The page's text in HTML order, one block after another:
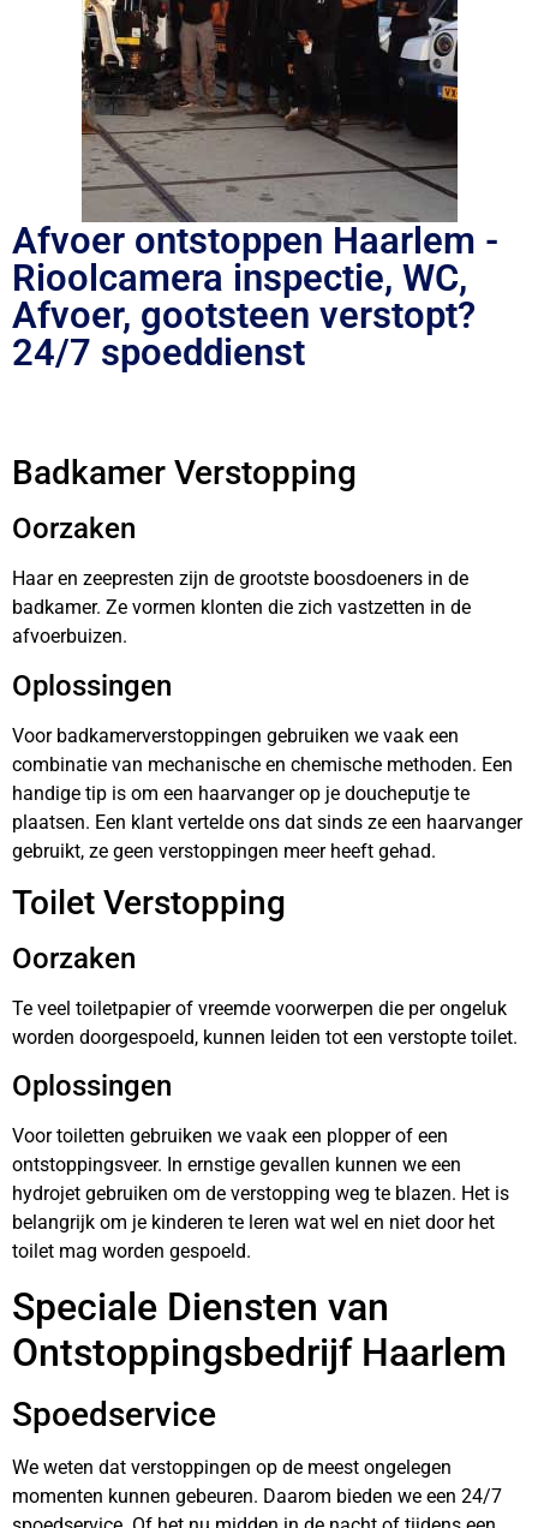
Afvoer ontstoppen Haarlem -
Rioolcamera inspectie, WC,
Afvoer, gootsteen verstopt?
24/7 spoeddienst
Badkamer Verstopping
Oorzaken
Haar en zeepresten zijn de grootste boosdoeners in de
badkamer. Ze vormen klonten die zich vastzetten in de
afvoerbuizen.
Oplossingen
Voor badkamerverstoppingen gebruiken we vaak een
combinatie van mechanische en chemische methoden. Een
handige tip is om een haarvanger op je doucheputje te
plaatsen. Een klant vertelde ons dat sinds ze een haarvanger
gebruikt, ze geen verstoppingen meer heeft gehad.
Toilet Verstopping
Oorzaken
Te veel toiletpapier of vreemde voorwerpen die per ongeluk
worden doorgespoeld, kunnen leiden tot een verstopte toilet.
Oplossingen
Voor toiletten gebruiken we vaak een plopper of een
ontstoppingsveer. In ernstige gevallen kunnen we een
hydrojet gebruiken om de verstopping weg te blazen. Het is
belangrijk om je kinderen te leren wat wel en niet door het
toilet mag worden gespoeld.
Speciale Diensten van
Ontstoppingsbedrijf Haarlem
Spoedservice
We weten dat verstoppingen op de meest ongelegen
momenten kunnen gebeuren. Daarom bieden we een 24/7